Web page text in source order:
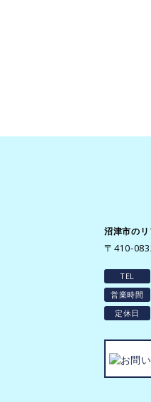
沼津市の
〒410-
TEL
営業時間
定休日